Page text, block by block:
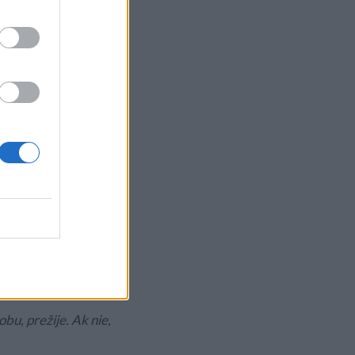
vyhladovať, inú
a motíve
ako predloha
Helen
pred
jednoduché.
prežije. Ak nie,